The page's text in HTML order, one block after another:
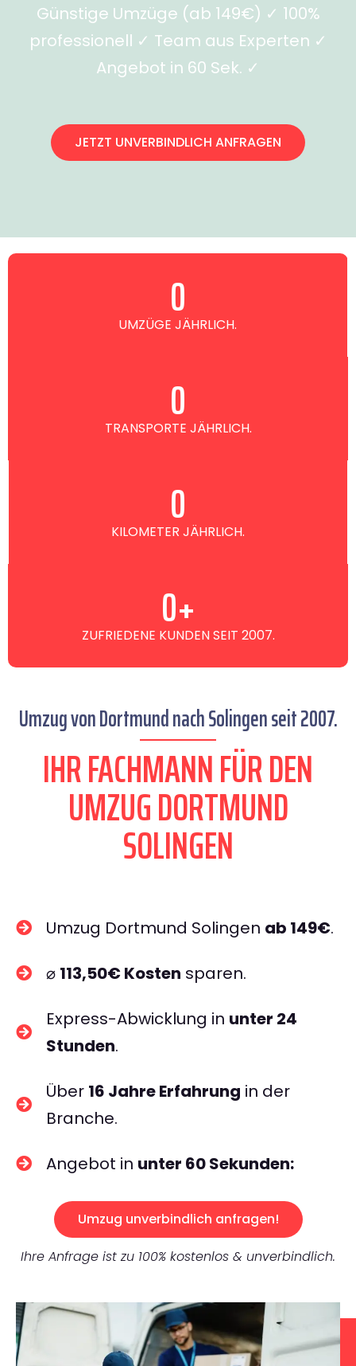
Günstige Umzüge (ab 149€) ✓ 100%
professionell ✓ Team aus Experten ✓
Angebot in 60 Sek. ✓
JETZT UNVERBINDLICH ANFRAGEN
UMZÜGE JÄHRLICH.
0
TRANSPORTE JÄHRLICH.
0
KILOMETER JÄHRLICH.
0
ZUFRIEDENE KUNDEN SEIT 2007.
0+
Umzug von Dortmund nach Solingen seit 2007.
IHR FACHMANN FÜR DEN
UMZUG DORTMUND
SOLINGEN
Umzug Dortmund Solingen ab 149€.
⌀ 113,50€ Kosten sparen.
Express-Abwicklung in unter 24
Stunden.
Über 16 Jahre Erfahrung in der
Branche.
Angebot in unter 60 Sekunden:
Umzug unverbindlich anfragen!
Ihre Anfrage ist zu 100% kostenlos & unverbindlich.